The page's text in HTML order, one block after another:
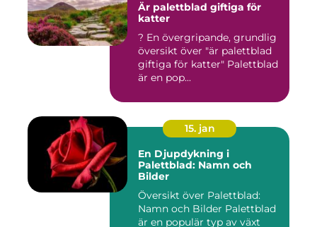
Är palettblad giftiga för
katter
? En övergripande, grundlig
översikt över "är palettblad
giftiga för katter" Palettblad
är en pop...
15. jan
En Djupdykning i
Palettblad: Namn och
Bilder
Översikt över Palettblad:
Namn och Bilder Palettblad
är en populär typ av växt